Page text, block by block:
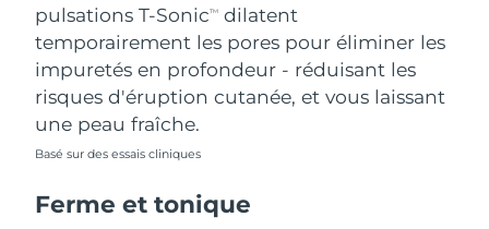
pulsations T-SonicTM
dilatent
temporairement les pores pour éliminer les
impuretés en profondeur - réduisant les
risques d'éruption cutanée, et vous laissant
une peau fraîche.
Basé sur des essais cliniques
Ferme et tonique
Nouvelle-Zélande
Norvège Livraison estimée12/8/26
Oman